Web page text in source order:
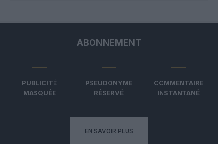
ABONNEMENT
PUBLICITÉ
MASQUÉE
PSEUDONYME
RÉSERVÉ
COMMENTAIRE
INSTANTANÉ
EN SAVOIR PLUS